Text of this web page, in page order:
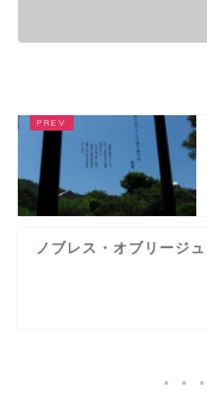
ノブレス・オブリージュ